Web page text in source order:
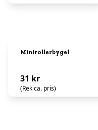
Minirollerbygel
31 kr
(Rek ca. pris)